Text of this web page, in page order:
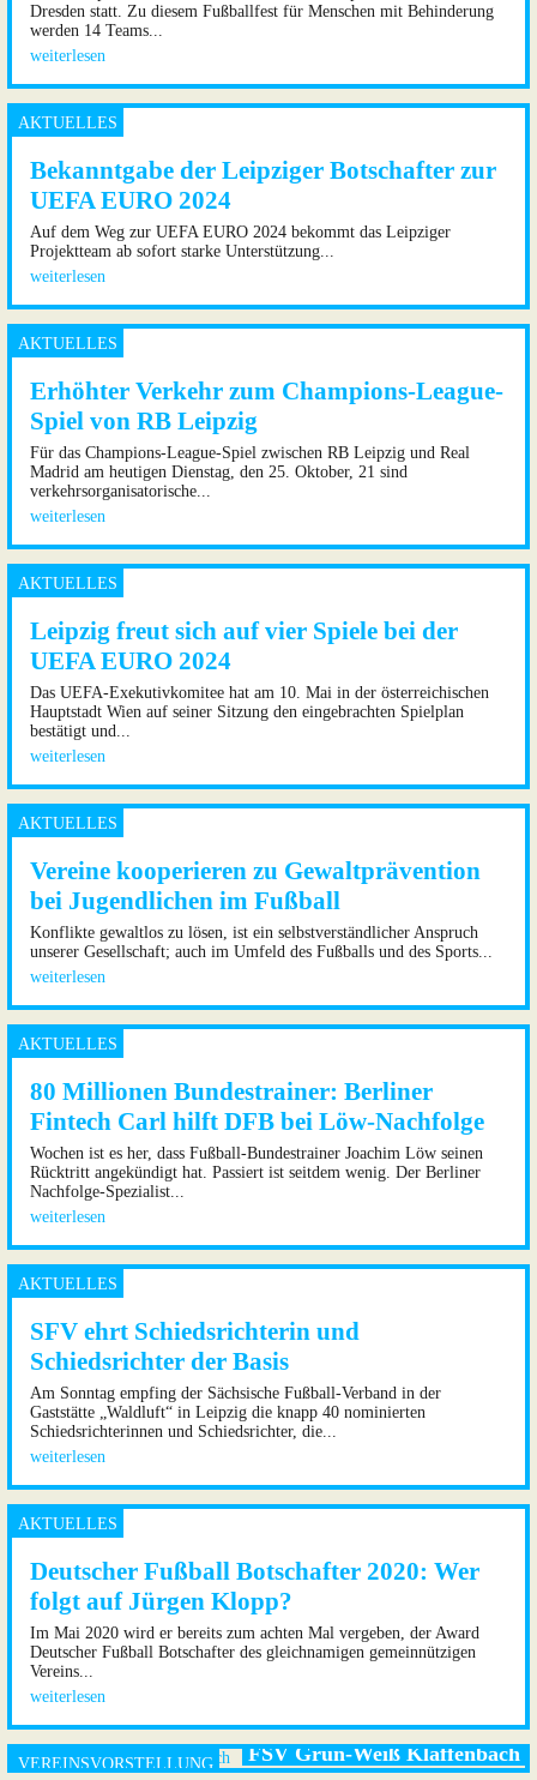
Dresden statt. Zu diesem Fußballfest für Menschen mit Behinderung
werden 14 Teams...
weiterlesen
Bekanntgabe der Leipziger Botschafter zur
UEFA EURO 2024
Auf dem Weg zur UEFA EURO 2024 bekommt das Leipziger
Projektteam ab sofort starke Unterstützung...
weiterlesen
Erhöhter Verkehr zum Champions-League-
Spiel von RB Leipzig
Für das Champions-League-Spiel zwischen RB Leipzig und Real
Madrid am heutigen Dienstag, den 25. Oktober, 21 sind
verkehrsorganisatorische...
weiterlesen
Leipzig freut sich auf vier Spiele bei der
UEFA EURO 2024
Das UEFA-Exekutivkomitee hat am 10. Mai in der österreichischen
Hauptstadt Wien auf seiner Sitzung den eingebrachten Spielplan
bestätigt und...
weiterlesen
Vereine kooperieren zu Gewaltprävention
bei Jugendlichen im Fußball
Konflikte gewaltlos zu lösen, ist ein selbstverständlicher Anspruch
unserer Gesellschaft; auch im Umfeld des Fußballs und des Sports...
weiterlesen
80 Millionen Bundestrainer: Berliner
Fintech Carl hilft DFB bei Löw-Nachfolge
Wochen ist es her, dass Fußball-Bundestrainer Joachim Löw seinen
Rücktritt angekündigt hat. Passiert ist seitdem wenig. Der Berliner
Nachfolge-Spezialist...
weiterlesen
SFV ehrt Schiedsrichterin und
Schiedsrichter der Basis
Am Sonntag empfing der Sächsische Fußball-Verband in der
Gaststätte „Waldluft“ in Leipzig die knapp 40 nominierten
Schiedsrichterinnen und Schiedsrichter, die...
weiterlesen
Deutscher Fußball Botschafter 2020: Wer
folgt auf Jürgen Klopp?
Im Mai 2020 wird er bereits zum achten Mal vergeben, der Award
Deutscher Fußball Botschafter des gleichnamigen gemeinnützigen
Vereins...
weiterlesen
FSV Grün-Weiß Klaffenbach
Zu schwul für die Kreisliga? Homosexualität im